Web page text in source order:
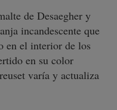
de Desaegher y
incandescente que
en el interior de los
en su color
varía y actualiza